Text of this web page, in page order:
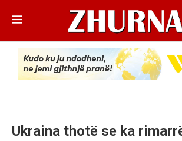
Ukraina thotë se ka